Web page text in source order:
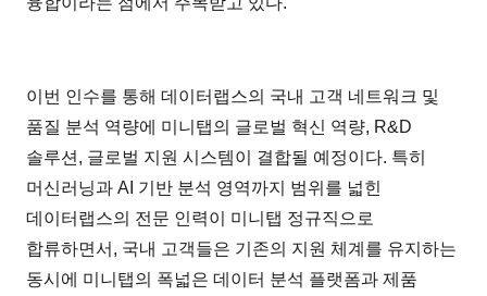
이번 인수를 통해 데이터랩스의 국내 고객 네트워크 및
품질 분석 역량에 미니탭의 글로벌 혁신 역량, R&D
솔루션, 글로벌 지원 시스템이 결합될 예정이다. 특히
머신러닝과 AI 기반 분석 영역까지 범위를 넓힌
데이터랩스의 전문 인력이 미니탭 정규직으로
합류하면서, 국내 고객들은 기존의 지원 체계를 유지하는
동시에 미니탭의 폭넓은 데이터 분석 플랫폼과 제품